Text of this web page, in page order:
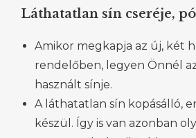
Láthatatlan sín cseréje,
Amikor megkapja az új, két
rendelőben, legyen Önnél
használt sínje.
A láthatatlan sín kopásálló,
készül. Így is van azonban